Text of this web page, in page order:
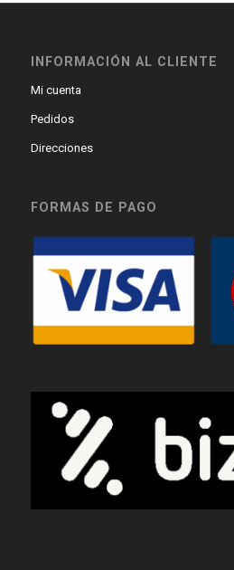
INFORMACIÓN AL CLIENTE
Mi cuenta
Pedidos
Direcciones
FORMAS DE PAGO